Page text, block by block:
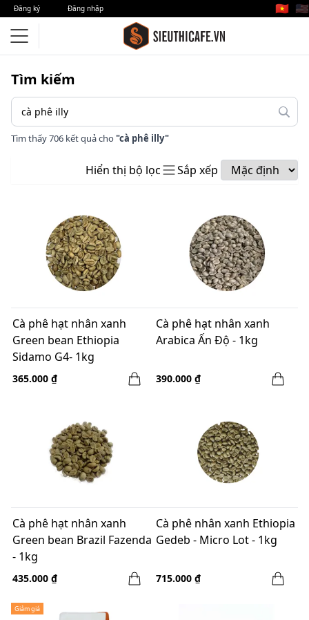
Đăng ký Đăng nhập 🇻🇳 🇺🇸
Tìm kiếm
Tìm thấy 706 kết quả cho "cà phê illy"
Hiển thị bộ lọc Sắp xếp
Cà phê hạt nhân xanh
Green bean Ethiopia
Sidamo G4- 1kg
365.000 ₫
Cà phê hạt nhân xanh
Arabica Ấn Độ - 1kg
390.000 ₫
Cà phê hạt nhân xanh
Green bean Brazil Fazenda
- 1kg
435.000 ₫
Cà phê nhân xanh Ethiopia
Gedeb - Micro Lot - 1kg
715.000 ₫
Giảm giá